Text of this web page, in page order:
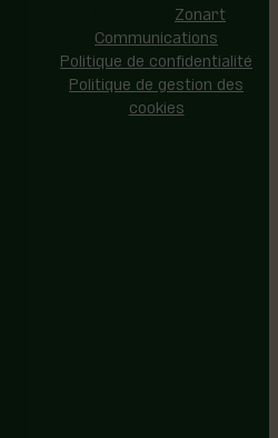
Zonart
Communications
Politique de confidentialité
Politique de gestion des
cookies